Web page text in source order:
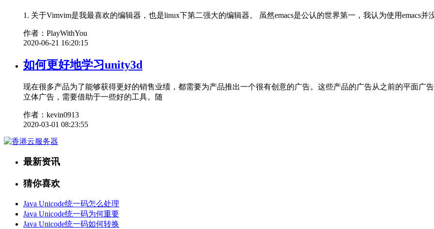
1. 关于Vimvim是我最喜欢的编辑器，也是linux下第二强大的编辑器。 虽然emacs是公认的世界第一，我认为使用emacs
作者：PlayWithYou
2020-06-21 16:20:15
如何更好地学习unity3d
现在很多产品为了能够获得更好的销售业绩，都需要为产品推出一个很有创意的广告。这些产品的广告从之前的平面广
立体广告，需要借助于一些好的工具。随
作者：kevin0913
2020-03-01 08:23:55
最新资讯
猜你喜欢
Java Unicode统一码怎么处理
Java Unicode统一码为何重要
Java Unicode统一码如何转换